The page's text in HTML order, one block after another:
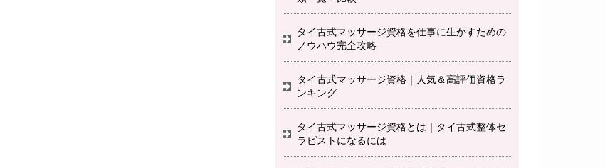
タイ古式マッサージ資格を仕事に生かすための
ノウハウ完全攻略
タイ古式マッサージ資格｜人気＆高評価資格ラ
ンキング
タイ古式マッサージ資格とは｜タイ古式整体セ
ラピストになるには